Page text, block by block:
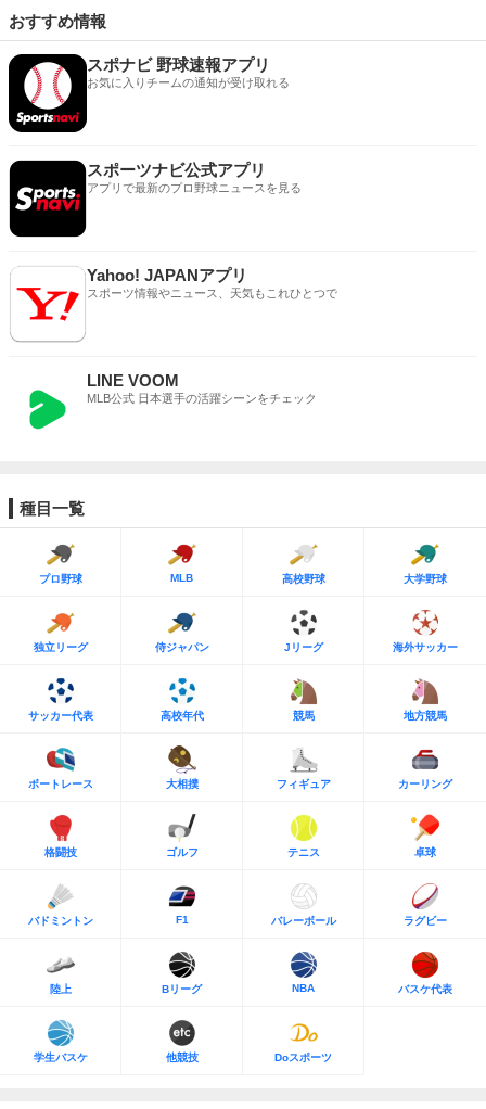
おすすめ情報
スポナビ 野球速報アプリ
お気に入りチームの通知が受け取れる
スポーツナビ公式アプリ
アプリで最新のプロ野球ニュースを見る
Yahoo! JAPANアプリ
スポーツ情報やニュース、天気もこれひとつで
LINE VOOM
MLB公式 日本選手の活躍シーンをチェック
種目一覧
プロ野球 MLB 高校野球 大学野球
独立リーグ 侍ジャパン Jリーグ 海外サッカー
サッカー代表 高校年代 競馬 地方競馬
ボートレース 大相撲 フィギュア カーリング
格闘技 ゴルフ テニス 卓球
バドミントン F1 バレーボール ラグビー
陸上 Bリーグ NBA バスケ代表
学生バスケ 他競技 Doスポーツ